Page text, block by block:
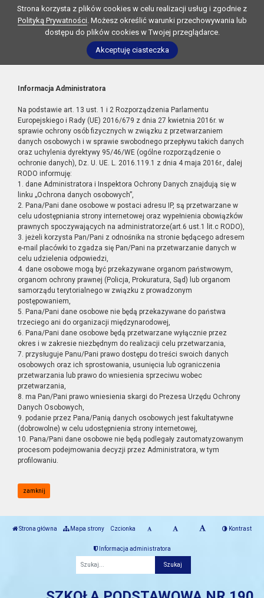
Strona korzysta z plików cookies w celu realizacji usług i zgodnie z
Polityką Prywatności. Możesz określić warunki przechowywania lub
dostępu do plików cookies w Twojej przeglądarce.
Akceptuję ciasteczka
Informacja Administratora
Na podstawie art. 13 ust. 1 i 2 Rozporządzenia Parlamentu
Europejskiego i Rady (UE) 2016/679 z dnia 27 kwietnia 2016r. w
sprawie ochrony osób fizycznych w związku z przetwarzaniem
danych osobowych i w sprawie swobodnego przepływu takich danych
oraz uchylenia dyrektywy 95/46/WE (ogólne rozporządzenie o
ochronie danych), Dz. U. UE. L. 2016.119.1 z dnia 4 maja 2016r., dalej
RODO informuję:
1. dane Administratora i Inspektora Ochrony Danych znajdują się w
linku „Ochrona danych osobowych”,
2. Pana/Pani dane osobowe w postaci adresu IP, są przetwarzane w
celu udostępniania strony internetowej oraz wypełnienia obowiązków
prawnych spoczywających na administratorze(art.6 ust.1 lit.c RODO),
3. jeżeli korzysta Pan/Pani z odnośnika na stronie będącego adresem
e-mail placówki to zgadza się Pan/Pani na przetwarzanie danych w
celu udzielenia odpowiedzi,
4. dane osobowe mogą być przekazywane organom państwowym,
organom ochrony prawnej (Policja, Prokuratura, Sąd) lub organom
samorządu terytorialnego w związku z prowadzonym
postępowaniem,
5. Pana/Pani dane osobowe nie będą przekazywane do państwa
trzeciego ani do organizacji międzynarodowej,
6. Pana/Pani dane osobowe będą przetwarzane wyłącznie przez
okres i w zakresie niezbędnym do realizacji celu przetwarzania,
7. przysługuje Panu/Pani prawo dostępu do treści swoich danych
osobowych oraz ich sprostowania, usunięcia lub ograniczenia
przetwarzania lub prawo do wniesienia sprzeciwu wobec
przetwarzania,
8. ma Pan/Pani prawo wniesienia skargi do Prezesa Urzędu Ochrony
Danych Osobowych,
9. podanie przez Pana/Panią danych osobowych jest fakultatywne
(dobrowolne) w celu udostępnienia strony internetowej,
10. Pana/Pani dane osobowe nie będą podlegały zautomatyzowanym
procesom podejmowania decyzji przez Administratora, w tym
profilowaniu.
zamknij
Strona główna Mapa strony Czcionka Kontrast
Informacja administratora